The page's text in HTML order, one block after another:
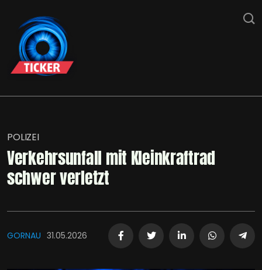
POLIZEI
Verkehrsunfall mit Kleinkraftrad
schwer verletzt
GORNAU 31.05.2026